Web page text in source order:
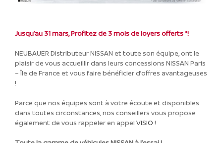
Jusqu’au 31 mars, Profitez de 3 mois de loyers offerts *!
NEUBAUER Distributeur NISSAN et toute son équipe, ont le
plaisir de vous accueillir dans leurs concessions NISSAN Paris
– Île de France et vous faire bénéficier d’offres avantageuses
!
Parce que nos équipes sont à votre écoute et disponibles
dans toutes circonstances, nos conseillers vous propose
également de vous rappeler en appel VISIO !